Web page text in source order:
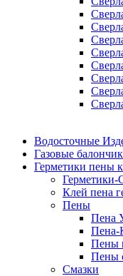
Водосточные
Газовые
Герметики пены
Клей пена
Пены
Пена
Пена-
Пены
Пены
Смазки